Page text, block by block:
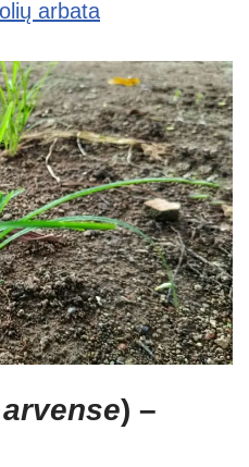
arbata
) –